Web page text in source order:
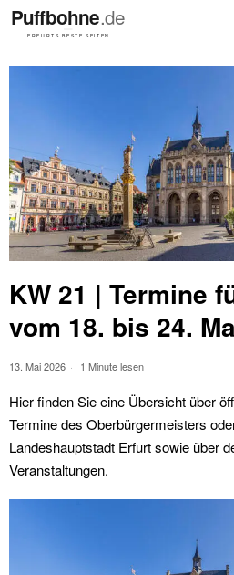
KW 21 | Termine
vom 18. bis 24.
13. Mai 2026 1 Minute lesen
Hier finden Sie eine Übersicht über
Termine des Oberbürgermeisters
Landeshauptstadt Erfurt sowie über
Veranstaltungen.